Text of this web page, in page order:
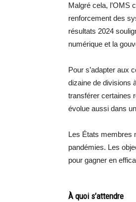
Malgré cela, l’OMS
renforcement des
résultats 2024
numérique et la
Pour s’adapter aux
dizaine de divisions
transférer certaines
évolue aussi dans
Les États membres
pandémies. Les
pour gagner en
À quoi s’attendre